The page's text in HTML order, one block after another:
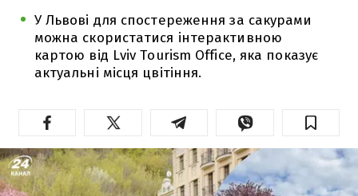
У Львові для спостереження за сакурами
можна скористатися інтерактивною
картою від Lviv Tourism Office, яка показує
актуальні місця цвітіння.